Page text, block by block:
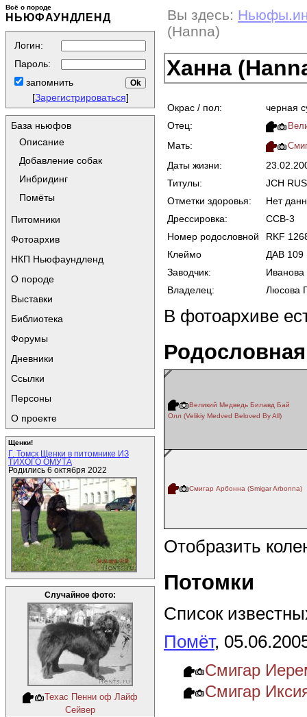
Всё о породе
НЬЮФАУНДЛЕНД
Логин:
Пароль:
запомнить
[Зарегистрироваться]
База ньюфов
Описание
Добавление собак
Инбридинг
Помёты
Питомники
Фотоархив
НКП Ньюфаундленд
О породе
Выставки
Библиотека
Форумы
Дневники
Ссылки
Персоны
О проекте
Щенки!
Г. Томск Щенки в питомнике ИЗ
ТИХОГО ОМУТА
Родились 6 октября 2022
Случайное фото:
Техас Пенни оф Лайф
Сейвер
Вы здесь:
(Hanna)
Ханна
Окрас / пол:
черная
Отец:
Мать:
Даты жизни:
Титулы:
JCH
Отметки здоровья:
Нет
Дрессировка:
ССВ-3
Номер родословной
RKF
Клеймо
ДАВ 109
Заводчик:
Владелец:
Люсова
В фотоархиве
Родословная
Великий Медведь Билавд Бай
Олл (Velikiy Medved Beloved By All)
Смигар Арбонна (Smigar Arbonna)
Отобразить
Потомки
Список
Помёт,
Смигар
Смигар